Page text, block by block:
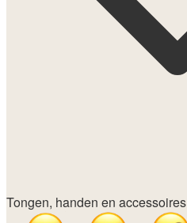
Tongen, handen en accessoires